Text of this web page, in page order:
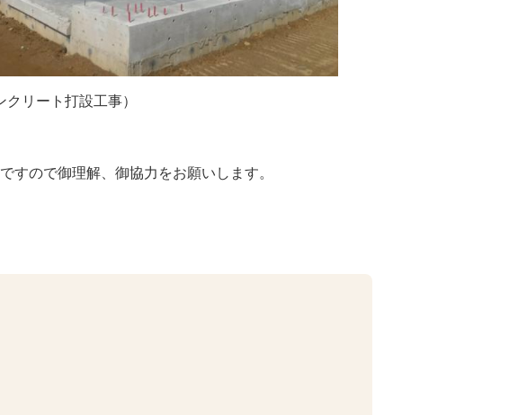
ト打設工事）
ので御理解、御協力をお願いします。